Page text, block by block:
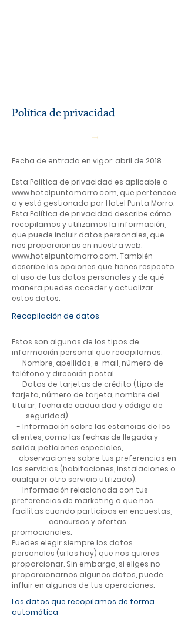
Política de privacidad
Fecha de entrada en vigor: abril de 2018
Esta Política de privacidad es aplicable a
www.hotelpuntamorro.com , que pertenece
a y está gestionada por Hotel Punta Morro.
Esta Política de privacidad describe cómo
recopilamos y utilizamos la información,
que puede incluir datos personales, que
nos proporcionas en nuestra web:
www.hotelpuntamorro.com. También
describe las opciones que tienes respecto
al uso de tus datos personales y de qué
manera puedes acceder y actualizar
estos datos.
Recopilación de datos
Estos son algunos de los tipos de
información personal que recopilamos:
- Nombre, apellidos, e-mail, número de
teléfono y dirección postal.
- Datos de tarjetas de crédito (tipo de
tarjeta, número de tarjeta, nombre del
titular, fecha de caducidad y código de
seguridad).
- Información sobre las estancias de los
clientes, como las fechas de llegada y
salida, peticiones especiales,
observaciones sobre tus preferencias en
los servicios (habitaciones, instalaciones o
cualquier otro servicio utilizado).
- Información relacionada con tus
preferencias de marketing o que nos
facilitas cuando participas en encuestas,
concursos y ofertas
promocionales.
Puedes elegir siempre los datos
personales (si los hay) que nos quieres
proporcionar. Sin embargo, si eliges no
proporcionarnos algunos datos, puede
influir en algunas de tus operaciones.
Los datos que recopilamos de forma
automática